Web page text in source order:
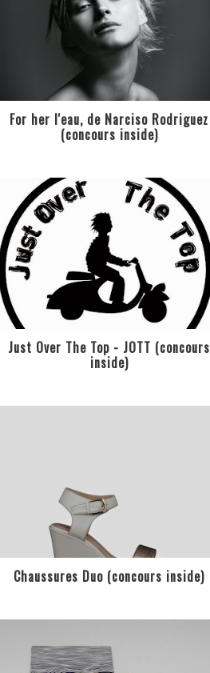
For her l'eau, de Narciso Rodriguez
(concours inside)
Just Over The Top - JOTT (concours
inside)
Chaussures Duo (concours inside)